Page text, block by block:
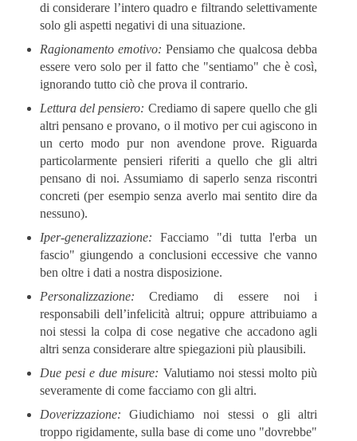
di considerare l’intero quadro e filtrando selettivamente
solo gli aspetti negativi di una situazione.
Ragionamento emotivo: Pensiamo che qualcosa debba
essere vero solo per il fatto che "sentiamo" che è così,
ignorando tutto ciò che prova il contrario.
Lettura del pensiero: Crediamo di sapere quello che gli
altri pensano e provano, o il motivo per cui agiscono in
un certo modo pur non avendone prove. Riguarda
particolarmente pensieri riferiti a quello che gli altri
pensano di noi. Assumiamo di saperlo senza riscontri
concreti (per esempio senza averlo mai sentito dire da
nessuno).
Iper-generalizzazione: Facciamo "di tutta l'erba un
fascio" giungendo a conclusioni eccessive che vanno
ben oltre i dati a nostra disposizione.
Personalizzazione:Crediamo di essere noi i
responsabili dell’infelicità altrui; oppure attribuiamo a
noi stessi la colpa di cose negative che accadono agli
altri senza considerare altre spiegazioni più plausibili.
Due pesi e due misure: Valutiamo noi stessi molto più
severamente di come facciamo con gli altri.
Doverizzazione: Giudichiamo noi stessi o gli altri
troppo rigidamente, sulla base di come uno "dovrebbe"